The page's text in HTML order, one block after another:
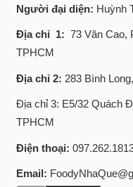
Người đại diện: Huỳnh
Địa chỉ 1: 73 Văn Cao,
TPHCM
Địa chỉ 2: 283 Bình
Địa chỉ 3: E5/32 Quách
TPHCM
Điện thoại:
Email: